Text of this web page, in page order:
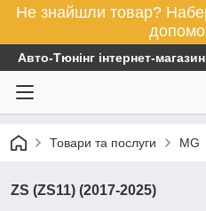
Не знайшли товар?
Авто-Тюнінг інтернет-магазин
Товари та послуги MG
ZS (ZS11) (2017-2025)